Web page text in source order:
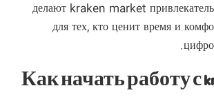
делают kraken market
для тех, кто ценит время и
Как начать работу с